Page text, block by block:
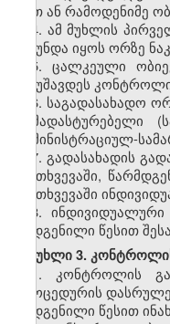
ერთან რამოდენიმე
4. ამ მუხლის
უნდა იყოს ორზე
5. ცალკეული
შემუშავდეს
6. საგადასახადო
დამადასტურებელი (
ადმინისტრაციულ-
7. გადასახადის
შემთხვევაში,
შემთხვევაში
8.ინდივიდუალური
დადგენილი წესით
მუხლი3.
1. კონტროლის
პროცედურის
დადგენილი წესით